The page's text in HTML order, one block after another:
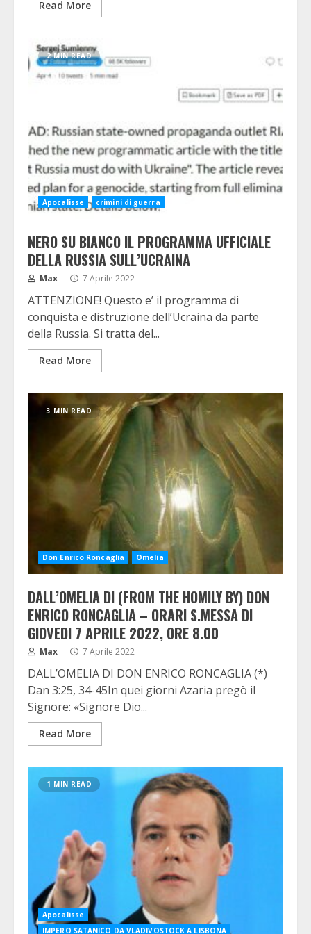
Read More
2 MIN READ
Apocalisse crimini di guerra
NERO SU BIANCO IL PROGRAMMA UFFICIALE
DELLA RUSSIA SULL’UCRAINA
Max 7 Aprile 2022
ATTENZIONE! Questo e’ il programma di
conquista e distruzione dell’Ucraina da parte
della Russia. Si tratta del...
Read More
3 MIN READ
Don Enrico Roncaglia Omelia
DALL’OMELIA DI (FROM THE HOMILY BY) DON
ENRICO RONCAGLIA – ORARI S.MESSA DI
GIOVEDI 7 APRILE 2022, ORE 8.00
Max 7 Aprile 2022
DALL’OMELIA DI DON ENRICO RONCAGLIA (*)
Dan 3:25, 34-45In quei giorni Azaria pregò il
Signore: «Signore Dio...
Read More
1 MIN READ
Apocalisse
IMPERO SATANICO DA VLADIVOSTOCK A LISBONA